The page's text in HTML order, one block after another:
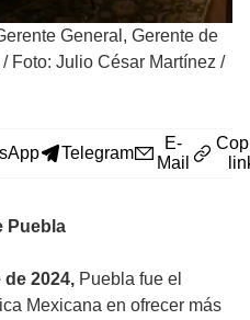
General, Gerente de
/ Foto: Julio César Martínez /
Telegram
E-
Mail
Puebla
2024, Puebla fue el
Mexicana en ofrecer más